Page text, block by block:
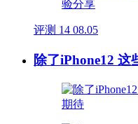
评测 14 08.05
除了iPhone12